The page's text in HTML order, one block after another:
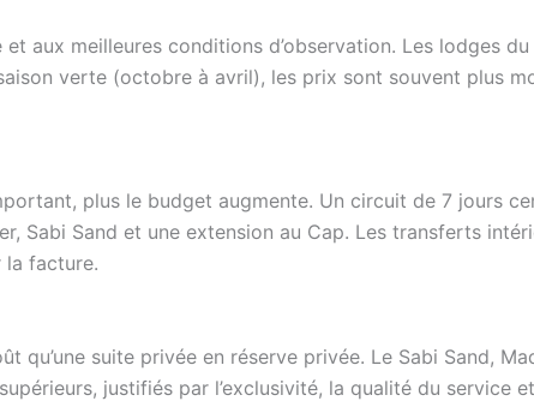
aux meilleures conditions d’observation. Les lodges
verte (octobre à avril), les prix sont souvent plus
plus le budget augmente. Un circuit de 7 jours
Sabi Sand et une extension au Cap. Les transferts
la facture.
qu’une suite privée en réserve privée. Le Sabi Sand,
justifiés par l’exclusivité, la qualité du service